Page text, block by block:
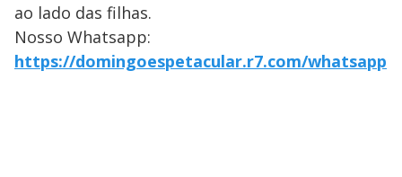
ao lado das filhas.
Nosso Whatsapp:
https://domingoespetacular.r7.com/whatsapp